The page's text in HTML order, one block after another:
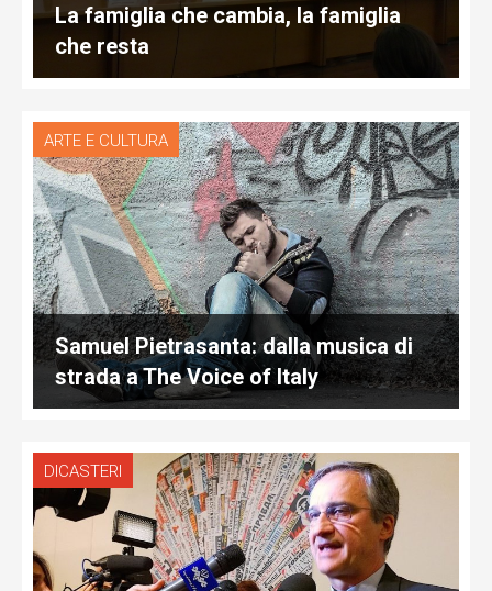
La famiglia che cambia, la famiglia
che resta
ARTE E CULTURA
Samuel Pietrasanta: dalla musica di
strada a The Voice of Italy
DICASTERI